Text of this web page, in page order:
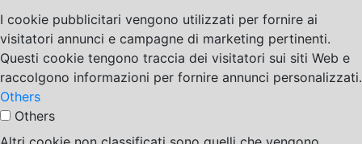
I cookie pubblicitari vengono utilizzati per fornire ai
visitatori annunci e campagne di marketing pertinenti.
Questi cookie tengono traccia dei visitatori sui siti Web e
raccolgono informazioni per fornire annunci personalizzati.
Others
Others